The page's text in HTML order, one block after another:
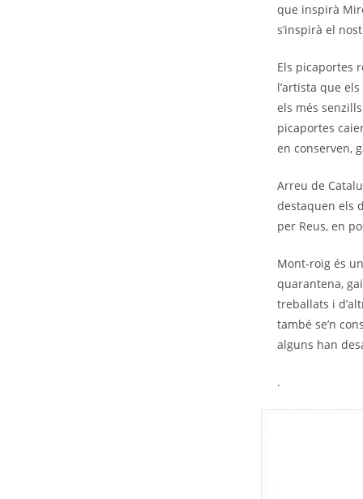
que inspirà
s’inspirà el
Els picaportes
l’artista que
els més
picaportes
en conserven,
Arreu de
destaquen els
per Reus, en
Mont-roig és
quarantena,
treballats i
també se’n
alguns han
.